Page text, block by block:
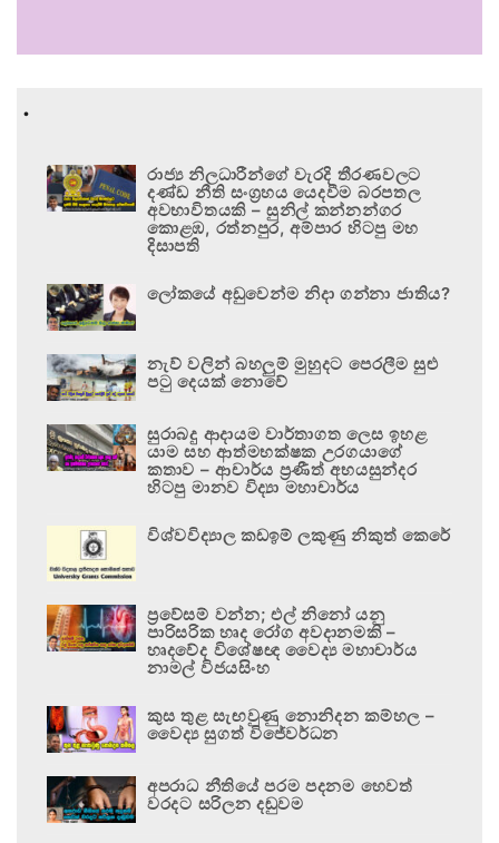
.
රාජ්‍ය නිලධාරීන්ගේ වැරදි තීරණවලට
දණ්ඩ නීති සංග්‍රහය යෙදවීම බරපතල
අවභාවිතයකි – සුනිල් කන්නන්ගර
කොළඹ, රත්නපුර, අම්පාර හිටපු මහ
දිසාපති
ලෝකයේ අඩුවෙන්ම නිදා ගන්නා ජාතිය?
නැව් වලින් බහලුම් මුහුදට පෙරලීම සුළු
පටු දෙයක් නොවේ
සුරාබදු ආදායම වාර්තාගත ලෙස ඉහළ
යාම සහ ආත්මභක්ෂක උරගයාගේ
කතාව – ආචාර්ය ප්‍රණීත් අභයසුන්දර
හිටපු මානව විද්‍යා මහාචාර්ය
විශ්වවිද්‍යාල කඩඉම් ලකුණු නිකුත් කෙරේ
ප්‍රවේසම් වන්න; එල් නිනෝ යනු
පාරිසරික හෘද රෝග අවදානමකි –
හෘදවේද විශේෂඥ වෛද්‍ය මහාචාර්ය
නාමල් විජයසිංහ
කුස තුළ සැඟවුණු නොනිදන කම්හල –
වෛද්‍ය සුගත් විජේවර්ධන
අපරාධ නීතියේ පරම පදනම හෙවත්
වරදට සරිලන දඬුවම